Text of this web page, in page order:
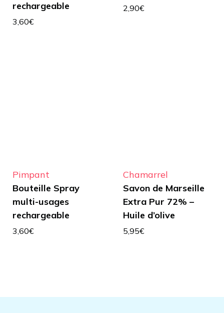
rechargeable
3,60€
2,90€
Pimpant
Bouteille Spray
multi-usages
rechargeable
3,60€
Chamarrel
Savon de Marseille
Extra Pur 72% –
Huile d’olive
5,95€